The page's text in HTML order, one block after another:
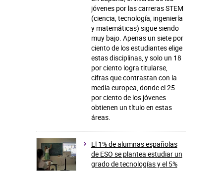
jóvenes por las carreras STEM
(ciencia, tecnología, ingeniería
y matemáticas) sigue siendo
muy bajo. Apenas un siete por
ciento de los estudiantes elige
estas disciplinas, y solo un 18
por ciento logra titularse,
cifras que contrastan con la
media europea, donde el 25
por ciento de los jóvenes
obtienen un título en estas
áreas.
El 1% de alumnas españolas
de ESO se plantea estudiar un
grado de tecnologías y el 5%